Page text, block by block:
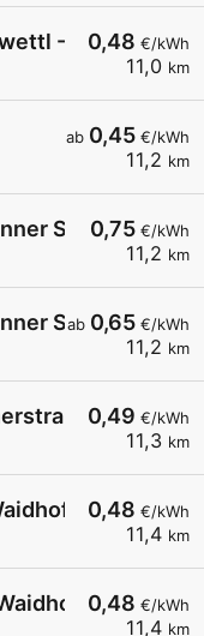
0,48 €/kWh
11,0 km
- Stift Zwettl
ab 0,45 €/kWh
11,2 km
0,75 €/kWh
11,2 km
Straße
ab 0,65 €/kWh
11,2 km
Straße
0,49 €/kWh
11,3 km
0,48 €/kWh
11,4 km
Thaya -
0,48 €/kWh
11,4 km
Thaya -